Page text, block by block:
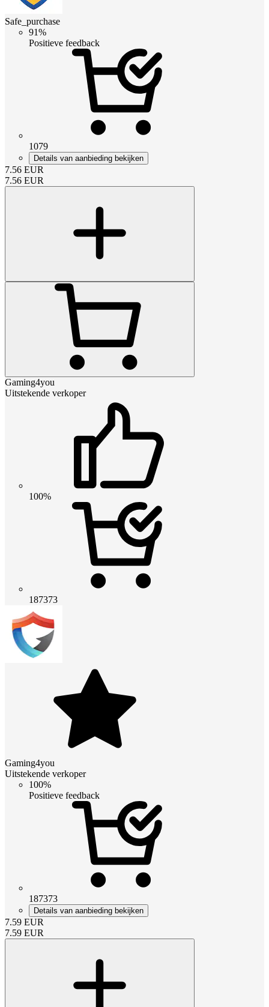
Safe_purchase
91%
Positieve feedback
1079
Details van aanbieding bekijken
7.56 EUR
7.56 EUR
Gaming4you
Uitstekende verkoper
100%
187373
Gaming4you
Uitstekende verkoper
100%
Positieve feedback
187373
Details van aanbieding bekijken
7.59 EUR
7.59 EUR